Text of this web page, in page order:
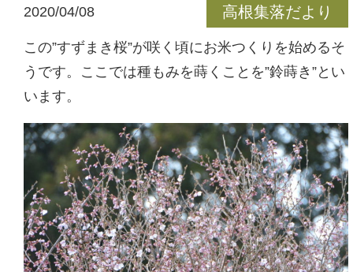
2020/04/08 高根集落だより
この”すずまき桜”が咲く頃にお米つくりを始めるそ
うです。ここでは種もみを蒔くことを”鈴蒔き”とい
います。